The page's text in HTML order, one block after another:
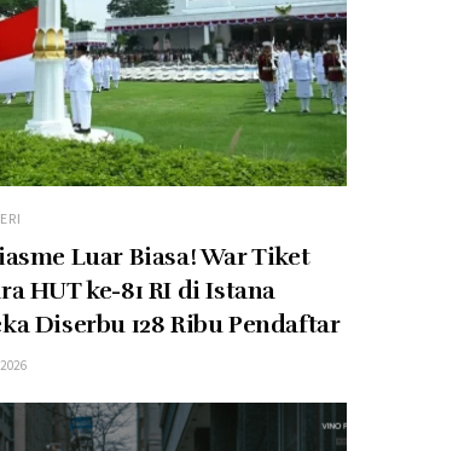
Luar Biasa! War Tiket
HUT ke-81 RI di Istana
Diserbu 128 Ribu Pendaftar